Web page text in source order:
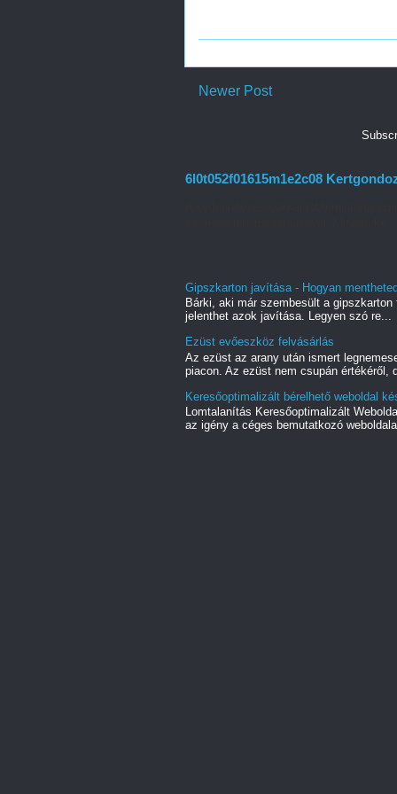
Newer Post
6l0t052f01615m1e2c08
Gipszkarton javítása - Hogyan
Bárki, aki már szembesült a
jelenthet azok javítása. Legyen szó re...
Ezüst evőeszköz felvásárlás
Az ezüst az arany után ismert
piacon. Az ezüst nem csupán értékéről,
Keresőoptimalizált bérelhető weboldal
Lomtalanítás Keresőoptimalizált
az igény a céges bemutatkozó